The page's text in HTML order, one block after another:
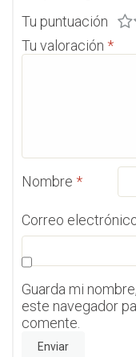
Tu puntuación
Tu valoración *
Nombre *
Correo
Guarda mi
este navegador
comente.